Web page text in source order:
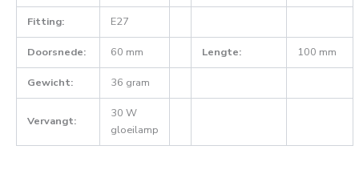
Fitting: E27
Doorsnede: 60 mm Lengte: 100 mm
Gewicht: 36 gram
Vervangt:
30 W
gloeilamp